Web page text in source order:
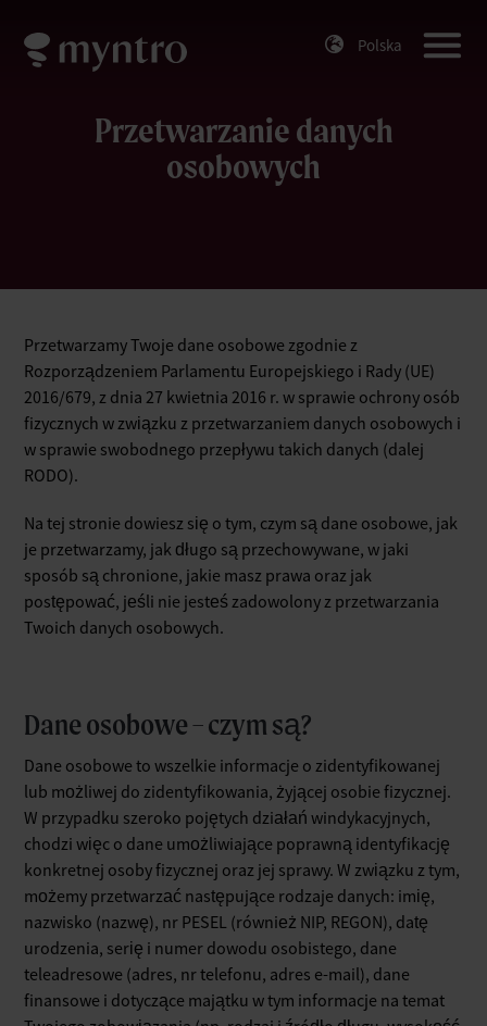
Polska
Przetwarzanie danych
osobowych
Przetwarzamy Twoje dane osobowe zgodnie z
Rozporządzeniem Parlamentu Europejskiego i Rady (UE)
2016/679, z dnia 27 kwietnia 2016 r. w sprawie ochrony osób
fizycznych w związku z przetwarzaniem danych osobowych i
w sprawie swobodnego przepływu takich danych (dalej
RODO).
Na tej stronie dowiesz się o tym, czym są dane osobowe, jak
je przetwarzamy, jak długo są przechowywane, w jaki
sposób są chronione, jakie masz prawa oraz jak
postępować, jeśli nie jesteś zadowolony z przetwarzania
Twoich danych osobowych.
Dane osobowe – czym są?
Dane osobowe to wszelkie informacje o zidentyfikowanej
lub możliwej do zidentyfikowania, żyjącej osobie fizycznej.
W przypadku szeroko pojętych działań windykacyjnych,
chodzi więc o dane umożliwiające poprawną identyfikację
konkretnej osoby fizycznej oraz jej sprawy. W związku z tym,
możemy przetwarzać następujące rodzaje danych: imię,
nazwisko (nazwę), nr PESEL (również NIP, REGON), datę
urodzenia, serię i numer dowodu osobistego, dane
teleadresowe (adres, nr telefonu, adres e-mail), dane
finansowe i dotyczące majątku w tym informacje na temat